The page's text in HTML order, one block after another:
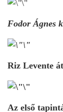
Fodor Ágnes
Riz Levente
Az első